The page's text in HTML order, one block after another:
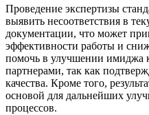
Проведение экспертизы
выявить несоответствия в
документации, что может
эффективности работы и
помочь в улучшении имиджа
партнерами, так как
качества. Кроме того,
основой для дальнейших
процессов.